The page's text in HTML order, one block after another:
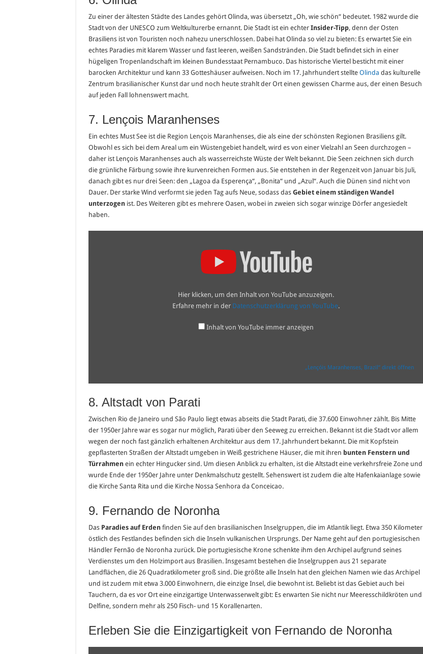
Zu einer der ältesten Städte des Landes gehört Olinda, was übersetzt „Oh, wie schön“ bedeutet. 1982 wurde die
Stadt von der UNESCO zum Weltkulturerbe ernannt. Die Stadt ist ein echter Insider-Tipp, denn der Osten
Brasiliens ist von Touristen noch nahezu unerschlossen. Dabei hat Olinda so viel zu bieten: Es erwartet Sie ein
echtes Paradies mit klarem Wasser und fast leeren, weißen Sandstränden. Die Stadt befindet sich in einer
hügeligen Tropenlandschaft im kleinen Bundesstaat Pernambuco. Das historische Viertel besticht mit einer
barocken Architektur und kann 33 Gotteshäuser aufweisen. Noch im 17. Jahrhundert stellte Olinda das kulturelle
Zentrum brasilianischer Kunst dar und noch heute strahlt der Ort einen gewissen Charme aus, der einen Besuch
auf jeden Fall lohnenswert macht.
7. Lençois Maranhenses
Ein echtes Must See ist die Region Lençois Maranhenses, die als eine der schönsten Regionen Brasiliens gilt.
Obwohl es sich bei dem Areal um ein Wüstengebiet handelt, wird es von einer Vielzahl an Seen durchzogen –
daher ist Lençois Maranhenses auch als wasserreichste Wüste der Welt bekannt. Die Seen zeichnen sich durch
die grünliche Färbung sowie ihre kurvenreichen Formen aus. Sie entstehen in der Regenzeit von Januar bis Juli,
danach gibt es nur drei Seen: den „Lagoa da Esperença“, „Bonita“ und „Azul“. Auch die Dünen sind nicht von
Dauer. Der starke Wind verformt sie jeden Tag aufs Neue, sodass das Gebiet einem ständigen Wandel
unterzogenist. Des Weiteren gibt es mehrere Oasen, wobei in zweien sich sogar winzige Dörfer angesiedelt
haben.
Hier klicken, um den Inhalt von YouTube anzuzeigen.
Erfahre mehr in der Datenschutzerklärung von YouTube.
Inhalt von YouTube immer anzeigen
„Lençóis Maranhenses, Brazil“ direkt öffnen
8. Altstadt von Parati
Zwischen Rio de Janeiro und São Paulo liegt etwas abseits die Stadt Parati, die 37.600 Einwohner zählt. Bis Mitte
der 1950er Jahre war es sogar nur möglich, Parati über den Seeweg zu erreichen. Bekannt ist die Stadt vor allem
wegen der noch fast gänzlich erhaltenen Architektur aus dem 17. Jahrhundert bekannt. Die mit Kopfstein
gepflasterten Straßen der Altstadt umgeben in Weiß gestrichene Häuser, die mit ihren bunten Fenstern und
Türrahmenein echter Hingucker sind. Um diesen Anblick zu erhalten, ist die Altstadt eine verkehrsfreie Zone und
wurde Ende der 1950er Jahre unter Denkmalschutz gestellt. Sehenswert ist zudem die alte Hafenkaianlage sowie
die Kirche Santa Rita und die Kirche Nossa Senhora da Conceicao.
9. Fernando de Noronha
Das Paradies auf Erdenfinden Sie auf den brasilianischen Inselgruppen, die im Atlantik liegt. Etwa 350 Kilometer
östlich des Festlandes befinden sich die Inseln vulkanischen Ursprungs. Der Name geht auf den portugiesischen
Händler Fernão de Noronha zurück. Die portugiesische Krone schenkte ihm den Archipel aufgrund seines
Verdienstes um den Holzimport aus Brasilien. Insgesamt bestehen die Inselgruppen aus 21 separate
Landflächen, die 26 Quadratkilometer groß sind. Die größte alle Inseln hat den gleichen Namen wie das Archipel
und ist zudem mit etwa 3.000 Einwohnern, die einzige Insel, die bewohnt ist. Beliebt ist das Gebiet auch bei
Tauchern, da es vor Ort eine einzigartige Unterwasserwelt gibt: Es erwarten Sie nicht nur Meeresschildkröten und
Delfine, sondern mehr als 250 Fisch- und 15 Korallenarten.
Erleben Sie die Einzigartigkeit von Fernando de Noronha